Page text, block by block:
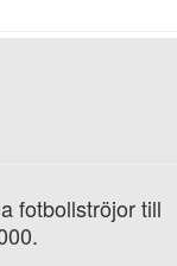
fotbollströjor till